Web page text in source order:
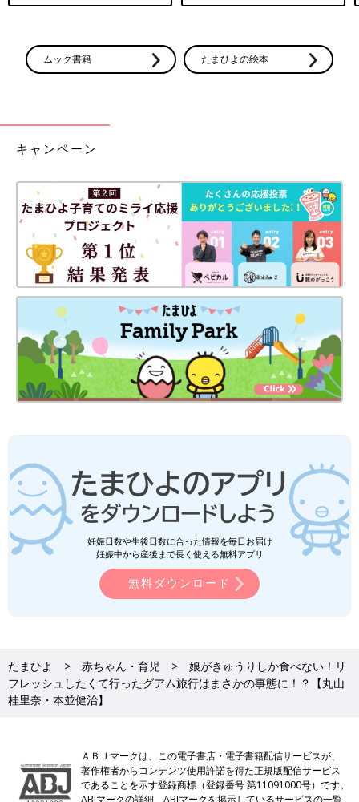
ムック書籍 たまひよの絵本
キャンペーン
妊娠日数や生後日数に合った情報を毎日お届け
妊娠中から産後まで長く使える無料アプリ
無料ダウンロード
たまひよ 赤ちゃん・育児
娘がきゅうりしか食べない！リ
フレッシュしたくて行ったグアム旅行はまさかの事態に！？【丸山
桂里奈・本並健治】
ＡＢＪマークは、この電子書店・電子書籍配信サービスが、
著作権者からコンテンツ使用許諾を得た正規版配信サービス
であることを示す登録商標（登録番号 第11091000号）です。